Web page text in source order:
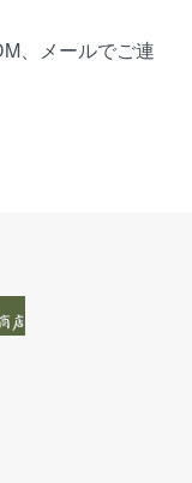
、メールでご連